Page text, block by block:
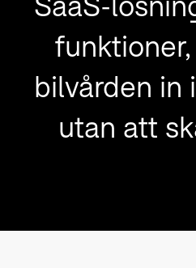
bilvården in
utan att